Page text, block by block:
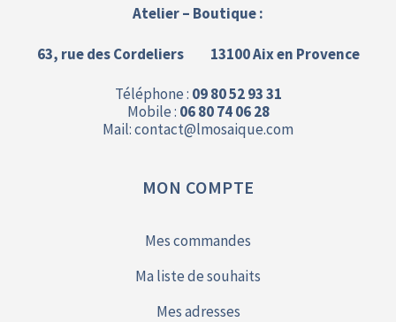
Atelier – Boutique :
63, rue des Cordeliers 13100 Aix en Provence
Téléphone : 09 80 52 93 31
Mobile : 06 80 74 06 28
Mail: contact@lmosaique.com
MON COMPTE
Mes commandes
Ma liste de souhaits
Mes adresses